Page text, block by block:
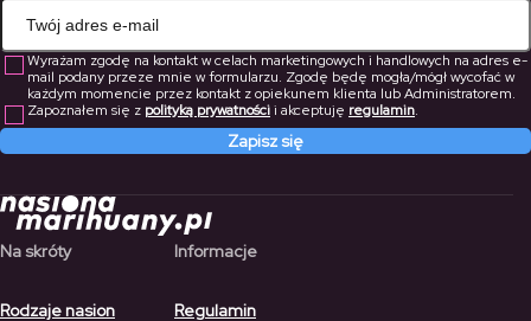
Wyrażam zgodę na kontakt w celach marketingowych i handlowych na adres e-
mail podany przeze mnie w formularzu. Zgodę będę mogła/mógł wycofać w
każdym momencie przez kontakt z opiekunem klienta lub Administratorem.
Zapoznałem się z polityką prywatnościi akceptuję regulamin.
Zapisz się
Na skróty
Rodzaje nasion
Informacje
Regulamin